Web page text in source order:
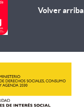
Volver arriba